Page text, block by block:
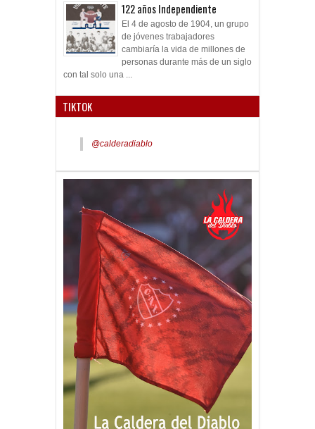
122 años Independiente
El 4 de agosto de 1904, un grupo
de jóvenes trabajadores
cambiaría la vida de millones de
personas durante más de un siglo
con tal solo una ...
TIKTOK
@calderadiablo